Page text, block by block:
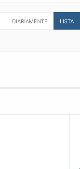
DIARIAMENTE LISTA